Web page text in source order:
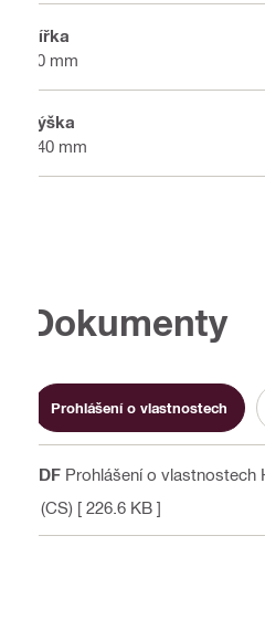
Šířka
50 mm
Výška
140 mm
Dokumenty
Prohlášení o vlastnostech
PDF Prohlášení o vlastnostech
6 (CS) [ 226.6 KB ]